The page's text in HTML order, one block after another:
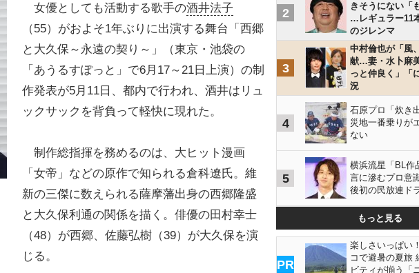
女優としても活動する歌手の酒井法子
（55）がおよそ1年ぶりに出演する舞台「西郷
と大久保～永遠の契り～」（東京・池袋の
「あうるすぽっと」で6月17～21日上演）の制
作発表が5月11日、都内で行われ、酒井はリュ
ックサックを背負って軽快に現れた。
制作総指揮を務めるのは、大ヒット漫画
「女帝」などの原作で知られる倉科遼氏。維
新の三傑に数えられる薩摩藩出身の西郷隆盛
と大久保利通の関係を描く。俳優の田村幸士
（48）が西郷、佐藤弘樹（39）が大久保を演
じる。
2
きそうにない「
…レギュラー11
のジレンマ
3
中村倫也が「風
献…妻・水卜麻
っと仲良く」「
況
4
石原プロ「炊き
災地一番乗りが
ない
5
横浜流星「BL作
言に滲むプロ意
後初の民放連ド
もっと見る
PR
楽しさいっぱい
コで避暑の夏旅
ビティが揃う「